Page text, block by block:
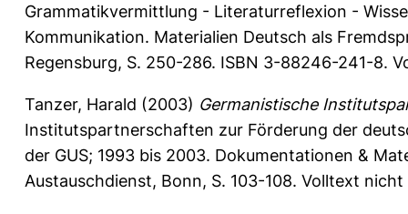
Grammatikvermittlung - Literaturreflexion -
Kommunikation. Materialien Deutsch als
Regensburg, S. 250-286. ISBN 3-88246-241-8.
Tanzer, Harald (2003) Germanistische
Institutspartnerschaften zur Förderung der
der GUS; 1993 bis 2003. Dokumentationen &
Austauschdienst, Bonn, S. 103-108. Volltext